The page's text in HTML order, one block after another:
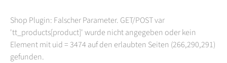
Shop Plugin: Falscher Parameter. GET/POST var
'tt_products[product]' wurde nicht angegeben oder kein
Element mit uid = 3474 auf den erlaubten Seiten (266,290,291)
gefunden.